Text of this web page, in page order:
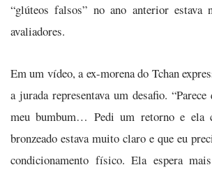
“glúteos falsos” no ano anterior estava
avaliadores.
Em um vídeo, a ex-morena do Tchan
a jurada representava um desafio.
meu bumbum… Pedi um retorno e ela
bronzeado estava muito claro e que eu
condicionamento físico. Ela espera